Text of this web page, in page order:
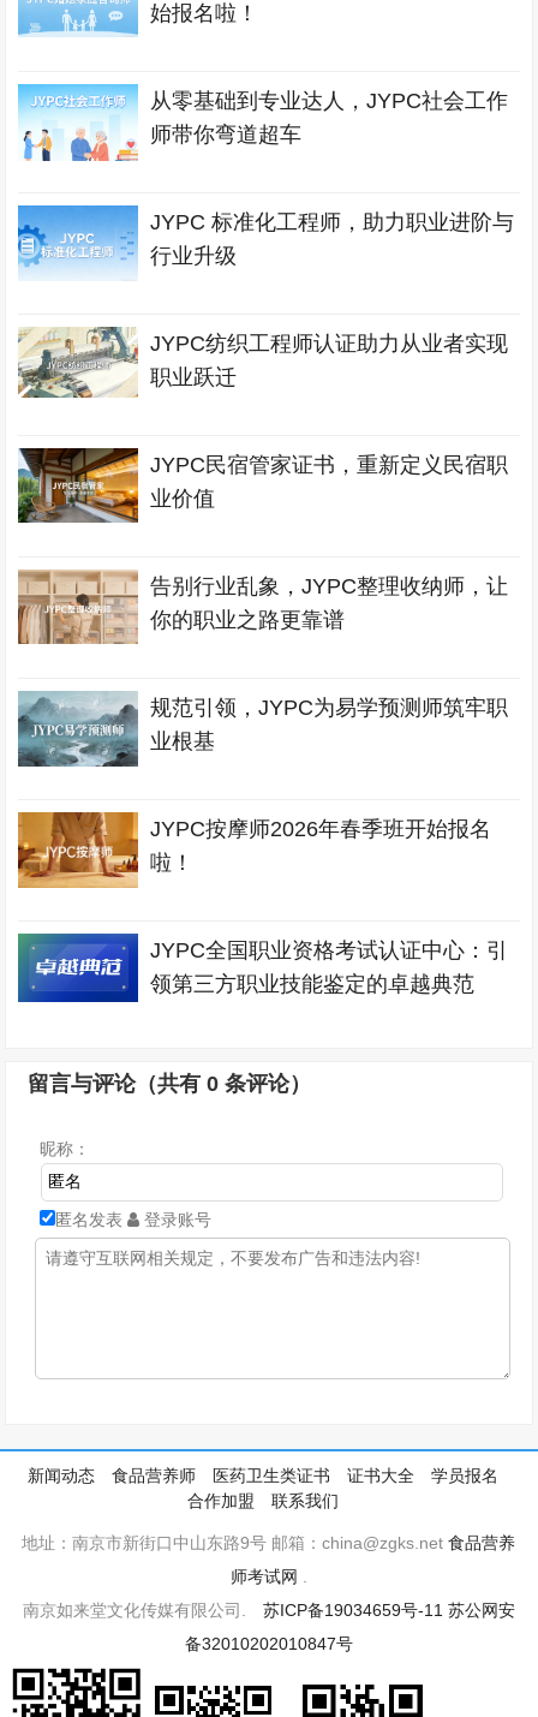
始报名啦！
从零基础到专业达人，JYPC社会工作
师带你弯道超车
JYPC 标准化工程师，助力职业进阶与
行业升级
JYPC纺织工程师认证助力从业者实现
职业跃迁
JYPC民宿管家证书，重新定义民宿职
业价值
告别行业乱象，JYPC整理收纳师，让
你的职业之路更靠谱
规范引领，JYPC为易学预测师筑牢职
业根基
JYPC按摩师2026年春季班开始报名
啦！
JYPC全国职业资格考试认证中心：引
领第三方职业技能鉴定的卓越典范
留言与评论（共有0 条评论）
昵称：
匿名发表 登录账号
新闻动态 食品营养师 医药卫生类证书 证书大全
学员报名
合作加盟
联系我们
地址：南京市新街口中山东路9号 邮箱：china@zgks.net食品营养
师考试网 .
南京如来堂文化传媒有限公司. 苏ICP备19034659号-11 苏公网安
备32010202010847号